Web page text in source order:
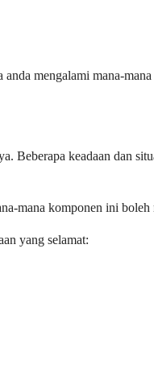
mengalami mana-
Beberapa keadaan dan
mana komponen ini
yang selamat: